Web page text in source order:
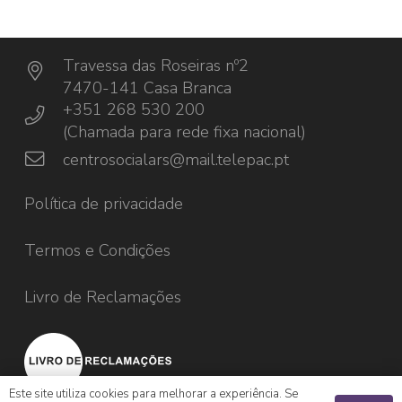
Travessa das Roseiras nº2
7470-141 Casa Branca
+351 268 530 200
(Chamada para rede fixa nacional)
centrosocialars@mail.telepac.pt
Política de privacidade
Termos e Condições
Livro de Reclamações
Este site utiliza cookies para melhorar a experiência. Se